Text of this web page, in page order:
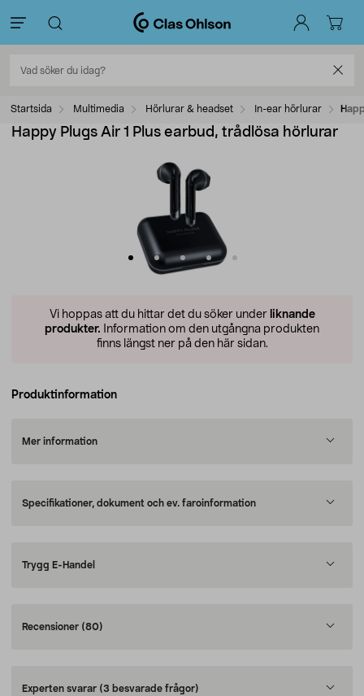
Startsida Multimedia Hörlurar & headset In-ear hörlurar
Happy Plugs Air 1 Plus earbud, trådlösa hörlurar
Vi hoppas att du hittar det du söker under liknande
produkter. Information om den utgångna produkten
finns längst ner på den här sidan.
Produktinformation
Mer information
Specifikationer, dokument och ev. faroinformation
Trygg E-Handel
Recensioner (80)
Experten svarar (3 besvarade frågor)